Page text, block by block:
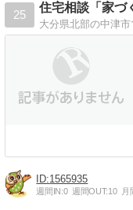
25
住宅相談「家づ
1565935
週間IN:0 週間OUT:10 月